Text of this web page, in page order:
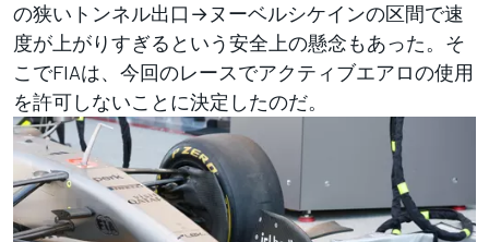
の狭いトンネル出口→ヌーベルシケインの区間で速
度が上がりすぎるという安全上の懸念もあった。そ
こでFIAは、今回のレースでアクティブエアロの使用
を許可しないことに決定したのだ。